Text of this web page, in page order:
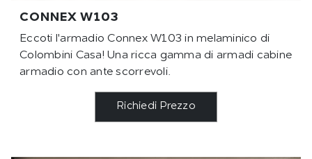
CONNEX W103
Eccoti l'armadio Connex W103 in melaminico di
Colombini Casa! Una ricca gamma di armadi cabine
armadio con ante scorrevoli.
Richiedi Prezzo